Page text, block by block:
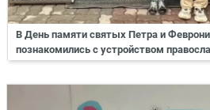
В День памяти святых Петра и
познакомились с устройством